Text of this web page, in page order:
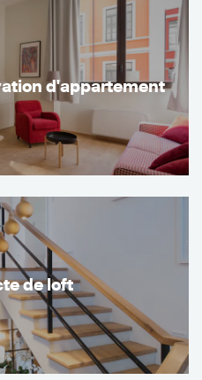
d'appartement
de loft